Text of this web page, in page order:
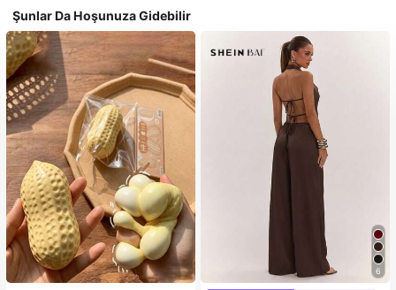
Şunlar Da Hoşunuza Gidebilir
6